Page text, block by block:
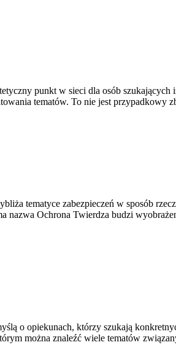
punkt w sieci dla osób
tematów. To nie jest przypadkowy
tematyce zabezpieczeń w sposób
nazwa Ochrona Twierdza budzi
o opiekunach, którzy szukają
można znaleźć wiele tematów